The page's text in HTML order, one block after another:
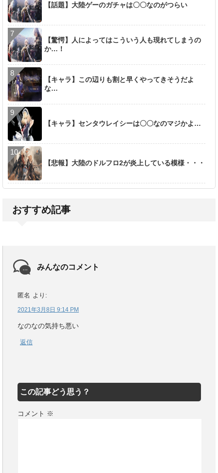
【話題】大陸ゲーのガチャは〇〇なのがつらい
【驚愕】人によってはこういう人も現れてしまうの
か…！
【キャラ】この辺りも割と早くやってきそうだよ
な…
【キャラ】センタウレイシーは〇〇なのマジかよ…
【悲報】大陸のドルフロ2が炎上している模様・・・
おすすめ記事
みんなのコメント
匿名 より:
2021年3月8日 9:14 PM
なのなの気持ち悪い
返信
この記事どう思う？
コメント ※